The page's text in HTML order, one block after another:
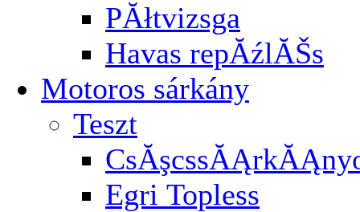
PĂłtvizsga
Havas repĂźlĂŠs
Motoros sárkány
Teszt
Egri Topless